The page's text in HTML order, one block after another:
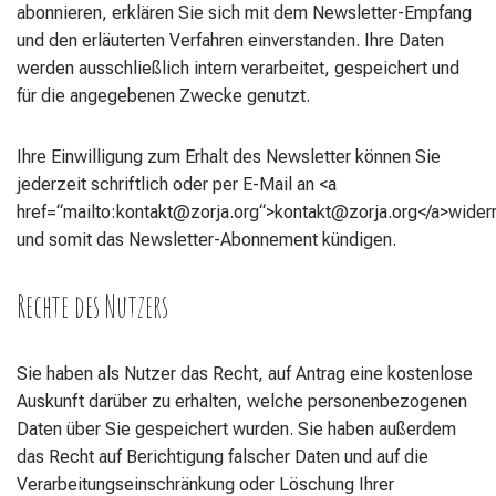
abonnieren, erklären Sie sich mit dem Newsletter-Empfang
und den erläuterten Verfahren einverstanden. Ihre Daten
werden ausschließlich intern verarbeitet, gespeichert und
für die angegebenen Zwecke genutzt.
Ihre Einwilligung zum Erhalt des Newsletter können Sie
jederzeit schriftlich oder per E-Mail an <a
href=“mailto:kontakt@zorja.org“>kontakt@zorja.org</
und somit das Newsletter-Abonnement kündigen.
Rechte des Nutzers
Sie haben als Nutzer das Recht, auf Antrag eine kostenlose
Auskunft darüber zu erhalten, welche personenbezogenen
Daten über Sie gespeichert wurden. Sie haben außerdem
das Recht auf Berichtigung falscher Daten und auf die
Verarbeitungseinschränkung oder Löschung Ihrer